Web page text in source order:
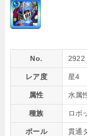
No. 2922
レア度 星4
属性 水属
種族 ロボ
ボール 貫通